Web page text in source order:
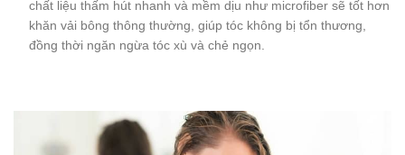
chất liệu thấm hút nhanh và mềm dịu như microfiber sẽ tốt hơn
khăn vải bông thông thường, giúp tóc không bị tổn thương,
đồng thời ngăn ngừa tóc xù và chẻ ngọn.